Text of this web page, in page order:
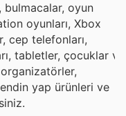
bulmacalar, oyun
oyunları, Xbox
cep telefonları,
tabletler, çocuklar ve
yap ürünleri ve